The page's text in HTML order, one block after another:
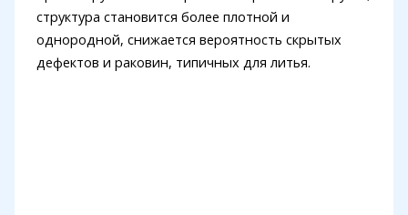
структура становится более плотной и
однородной, снижается вероятность скрытых
дефектов и раковин, типичных для литья.